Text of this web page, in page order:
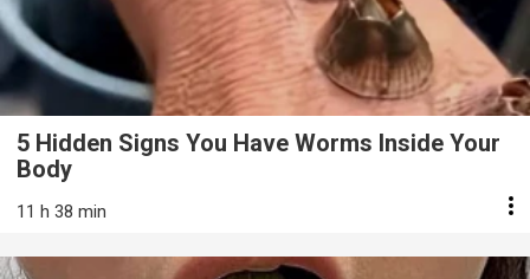
5 Hidden Signs You Have Worms Inside Your
Body
11 h 38 min